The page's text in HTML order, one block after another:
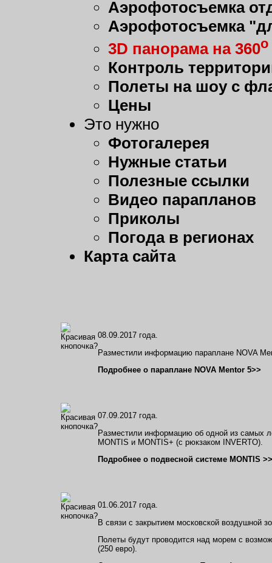
Аэрофотосъемка
Аэрофотосъемка
3D панорама на 360о
Контроль
Полеты на шоу с
Цены
Это нужно
Фотогалерея
Нужные статьи
Полезные ссылки
Видео парапланов
Приколы
Погода в регионах
Карта сайта
08.09.2017 года.
Разместили информацию параплане NOVA
Подробнее о параплане NOVA Mentor 5>>
07.09.2017 года.
Разместили информацию об одной из самых
MONTIS и MONTIS+ (с рюкзаком INVERTO).
Подробнее о подвесной системе MONTIS >>
01.06.2017 года.
В связи с закрытием московской воздушной
Полеты будут проводится над морем с
(250 евро).